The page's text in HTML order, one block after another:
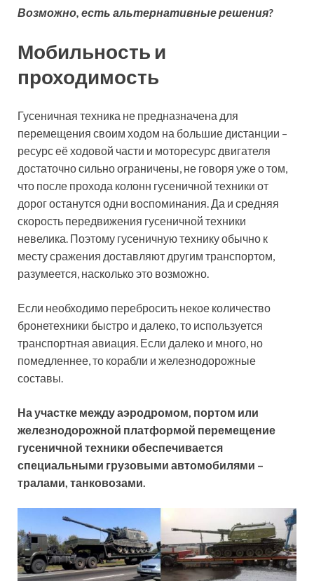
Возможно, есть альтернативные решения?
Мобильность и
проходимость
Гусеничная техника не предназначена для
перемещения своим ходом на большие дистанции –
ресурс её ходовой части и моторесурс двигателя
достаточно сильно ограничены, не говоря уже о том,
что после прохода колонн гусеничной техники от
дорог останутся одни воспоминания. Да и средняя
скорость передвижения гусеничной техники
невелика. Поэтому гусеничную технику обычно к
месту сражения доставляют другим транспортом,
разумеется, насколько это возможно.
Если необходимо перебросить некое количество
бронетехники быстро и далеко, то используется
транспортная авиация. Если далеко и много, но
помедленнее, то корабли и железнодорожные
составы.
На участке между аэродромом, портом или
железнодорожной платформой перемещение
гусеничной техники обеспечивается
специальными грузовыми автомобилями –
тралами, танковозами.